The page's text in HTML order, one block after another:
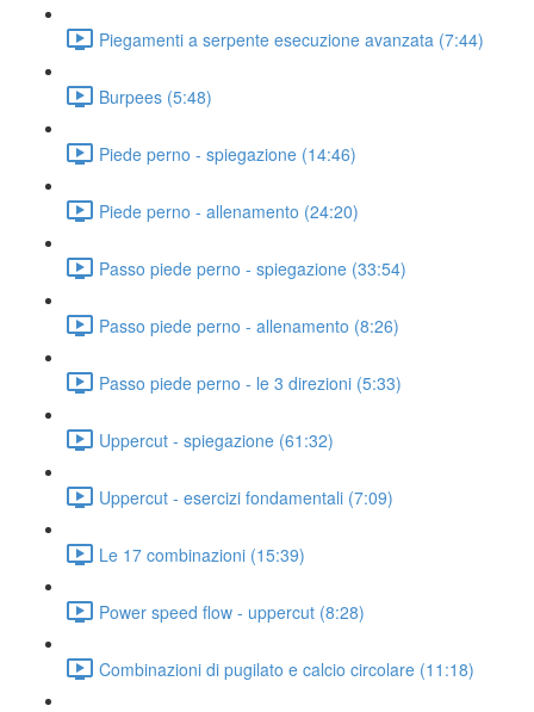
Piegamenti a serpente esecuzione avanzata (7:44)
Burpees (5:48)
Piede perno - spiegazione (14:46)
Piede perno - allenamento (24:20)
Passo piede perno - spiegazione (33:54)
Passo piede perno - allenamento (8:26)
Passo piede perno - le 3 direzioni (5:33)
Uppercut - spiegazione (61:32)
Uppercut - esercizi fondamentali (7:09)
Le 17 combinazioni (15:39)
Power speed flow - uppercut (8:28)
Combinazioni di pugilato e calcio circolare (11:18)